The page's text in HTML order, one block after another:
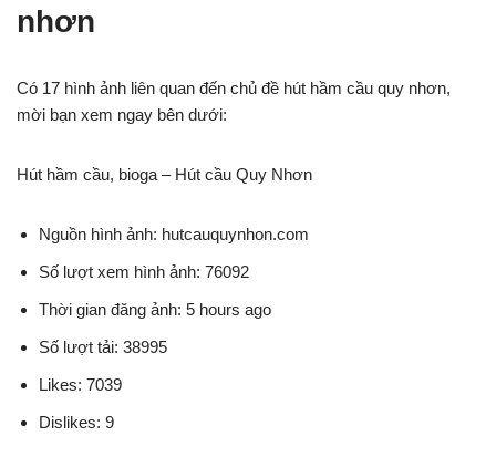
nhơn
Có 17 hình ảnh liên quan đến chủ đề hút hầm cầu quy nhơn,
mời bạn xem ngay bên dưới:
Hút hầm cầu, bioga – Hút cầu Quy Nhơn
Nguồn hình ảnh: hutcauquynhon.com
Số lượt xem hình ảnh: 76092
Thời gian đăng ảnh: 5 hours ago
Số lượt tải: 38995
Likes: 7039
Dislikes: 9